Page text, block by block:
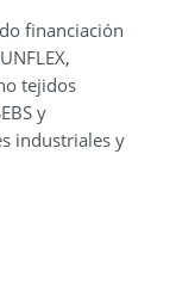
financiación
tejidos
y
industriales y